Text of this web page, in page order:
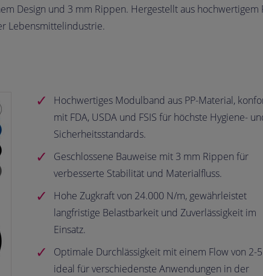
Design und 3 mm Rippen. Hergestellt aus hochwertigem
Lebensmittelindustrie.
Hochwertiges Modulband aus PP-Material,
mit FDA, USDA und FSIS für höchste Hygiene-
Sicherheitsstandards.
Geschlossene Bauweise mit 3 mm Rippen für
verbesserte Stabilität und Materialfluss.
Hohe Zugkraft von 24.000 N/m, gewährleistet
langfristige Belastbarkeit und Zuverlässigkeit im
Einsatz.
Optimale Durchlässigkeit mit einem Flow von 2-
ideal für verschiedenste Anwendungen in der